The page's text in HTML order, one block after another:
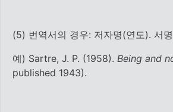
(5) 번역서의 경우: 저자명(연도). 서
예) Sartre, J. P. (1958). Being and
published 1943).